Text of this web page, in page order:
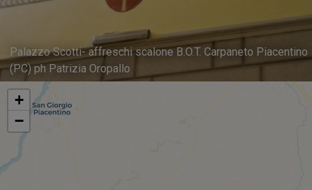
Palazzo Scotti- affreschi scalone B.O.T. Carpaneto Piacentino
(PC) ph Patrizia Oropallo
+
−